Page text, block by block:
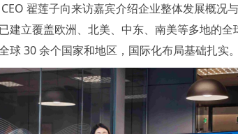
翟莲子向来访嘉宾介绍企业整体发展概况
建立覆盖欧洲、北美、中东、南美等多地的全
球 30 余个国家和地区，国际化布局基础扎实